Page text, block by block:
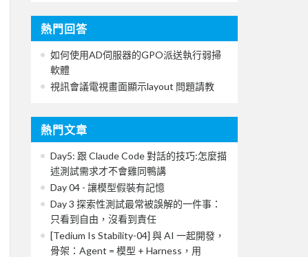
熱門回答
如何使用AD伺服器的GPO派送執行弱掃
軟體
視訊會議電視畫面顯示layout 問題請教
熱門文章
Day5: 跟 Claude Code 對話的技巧:怎麼描
述測試需求才不會雞同鴨講
Day 04 - 讓模型假裝有記憶
Day 3 探索性測試最常被誤解的一件事：
只看到自由，沒看到責任
[Tedium Is Stability-04] 與 AI 一起開發，
骨架：Agent = 模型 + Harness，用